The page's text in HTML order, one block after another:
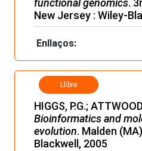
functional genomics.
New Jersey : Wiley-
Enllaços:
Llibre
HIGGS, P.G.;
Bioinformatics and
evolution. Malden
Blackwell, 2005